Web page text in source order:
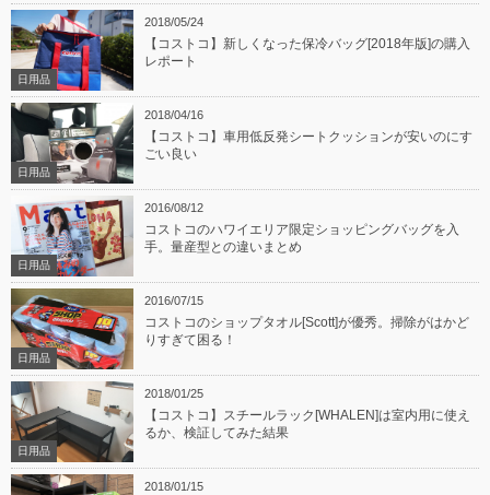
2018/05/24
日用品
【コストコ】新しくなった保冷バッグ[2018年版]の購入
レポート
2018/04/16
日用品
【コストコ】車用低反発シートクッションが安いのにす
ごい良い
2016/08/12
日用品
コストコのハワイエリア限定ショッピングバッグを入
手。量産型との違いまとめ
2016/07/15
日用品
コストコのショップタオル[Scott]が優秀。掃除がはかど
りすぎて困る！
2018/01/25
日用品
【コストコ】スチールラック[WHALEN]は室内用に使え
るか、検証してみた結果
2018/01/15